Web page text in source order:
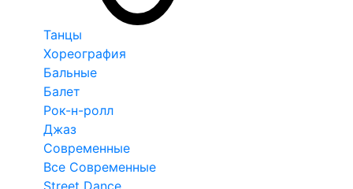
Танцы
Хореография
Бальные
Балет
Рок-н-ролл
Джаз
Современные
Все Современные
Street Dance